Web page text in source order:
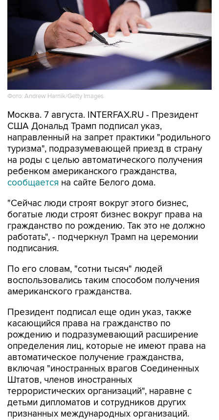
Фото: Andrew Harnik/Getty Images
Москва. 7 августа. INTERFAX.RU - Президент
США Дональд Трамп подписал указ,
направленный на запрет практики "родильного
туризма", подразумевающей приезд в страну
на роды с целью автоматического получения
ребенком американского гражданства,
сообщается на сайте Белого дома.
"Сейчас люди строят вокруг этого бизнес,
богатые люди строят бизнес вокруг права на
гражданство по рождению. Так это не должно
работать", - подчеркнул Трамп на церемонии
подписания.
По его словам, "сотни тысяч" людей
воспользовались таким способом получения
американского гражданства.
Президент подписал еще один указ, также
касающийся права на гражданство по
рождению и подразумевающий расширение
определения лиц, которые не имеют права на
автоматическое получение гражданства,
включая "иностранных врагов Соединенных
Штатов, членов иностранных
террористических организаций", наравне с
детьми дипломатов и сотрудников других
признанных международных организаций.